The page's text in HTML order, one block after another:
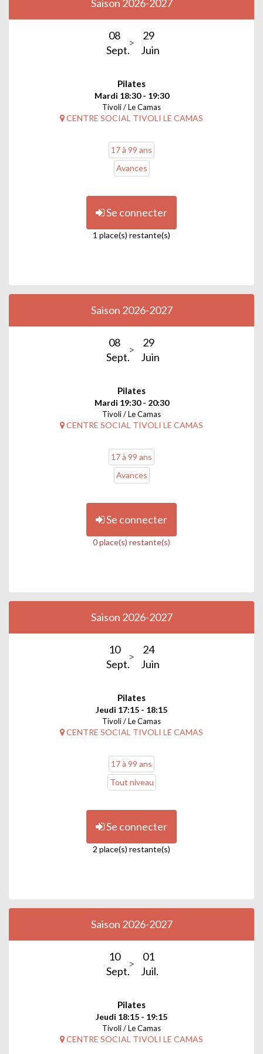
Saison 2026-2027
08
Sept.
29
Juin
Pilates
Mardi 18:30 - 19:30
Tivoli / Le Camas
CENTRE SOCIAL TIVOLI LE CAMAS
17 à 99 ans
Avances
Se connecter
1 place(s) restante(s)
Saison 2026-2027
08
Sept.
29
Juin
Pilates
Mardi 19:30 - 20:30
Tivoli / Le Camas
CENTRE SOCIAL TIVOLI LE CAMAS
17 à 99 ans
Avances
Se connecter
0 place(s) restante(s)
Saison 2026-2027
10
Sept.
24
Juin
Pilates
Jeudi 17:15 - 18:15
Tivoli / Le Camas
CENTRE SOCIAL TIVOLI LE CAMAS
17 à 99 ans
Tout niveau
Se connecter
2 place(s) restante(s)
Saison 2026-2027
10
Sept.
01
Juil.
Pilates
Jeudi 18:15 - 19:15
Tivoli / Le Camas
CENTRE SOCIAL TIVOLI LE CAMAS